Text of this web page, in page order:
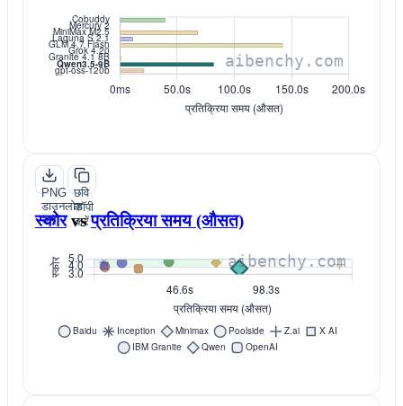
PNG
डाउनलोड
करें
छवि
कॉपी
करें
स्कोर vs प्रतिक्रिया समय (औसत)